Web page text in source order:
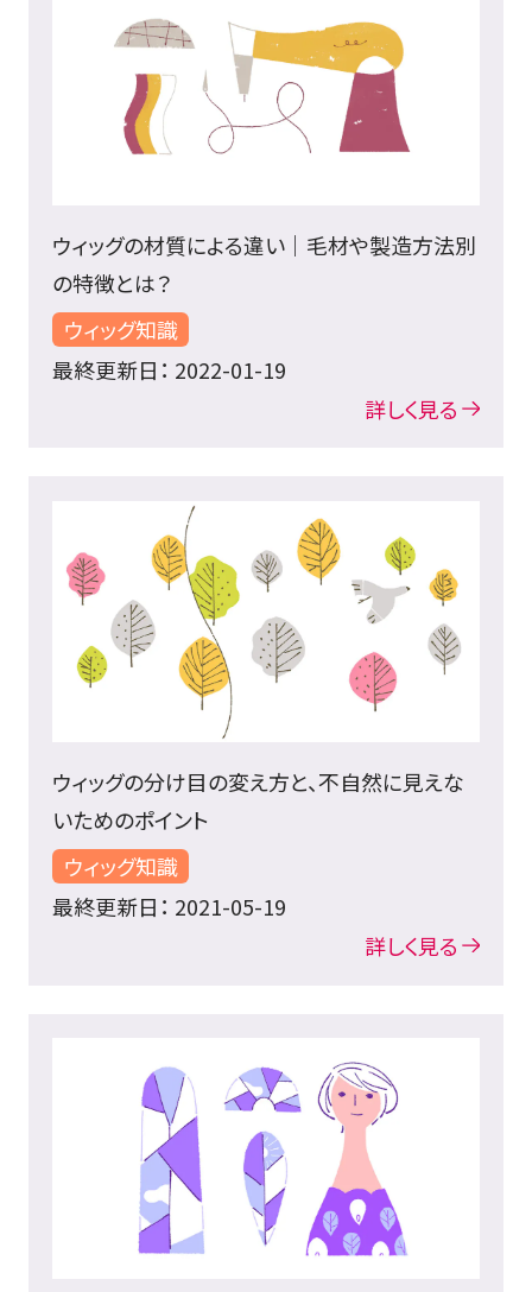
ウィッグの材質による違い｜毛材や製造方法別
の特徴とは？
ウィッグ知識
最終更新日： 2022-01-19
詳しく見る
ウィッグの分け目の変え方と、不自然に見えな
いためのポイント
ウィッグ知識
最終更新日： 2021-05-19
詳しく見る